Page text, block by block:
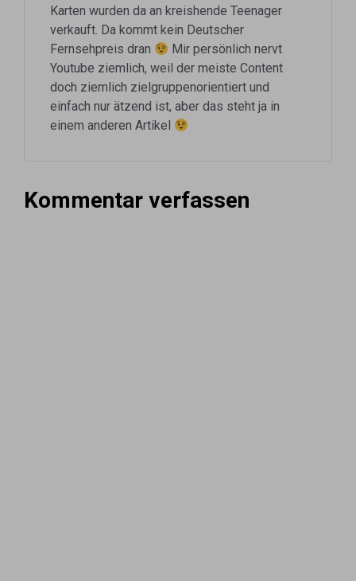
Karten wurden da an kreishende Teenager
verkauft. Da kommt kein Deutscher
Fernsehpreis dran
Mir persönlich nervt
Youtube ziemlich, weil der meiste Content
doch ziemlich zielgruppenorientiert und
einfach nur ätzend ist, aber das steht ja in
einem anderen Artikel
Kommentar verfassen